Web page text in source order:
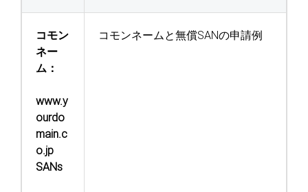
コモン
ネー
ム：
www.y
ourdo
main.c
o.jp
SANs
コモンネームと無償SANの申請例